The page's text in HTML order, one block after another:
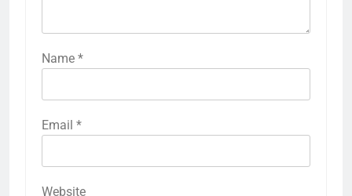
Name *
Email *
Website